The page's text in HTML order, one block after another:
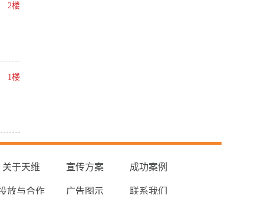
2楼
1楼
关于天维 宣传方案 成功案例
放与合作 广告图示 联系我们